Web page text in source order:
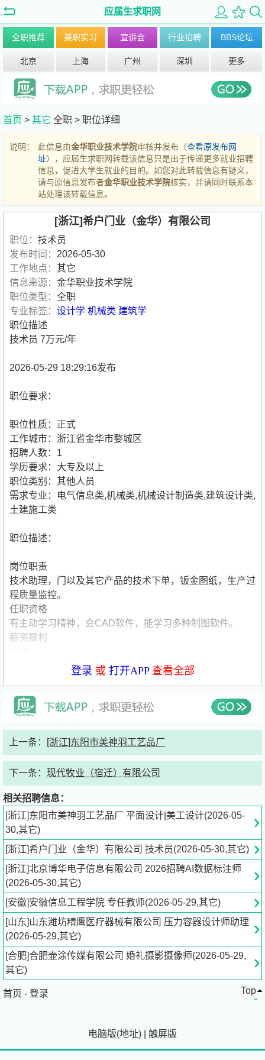
应届生求职网
全职推荐 兼职实习 宣讲会 行业招聘 BBS论坛
北京 上海 广州 深圳 更多
首页 > 其它 全职 > 职位详细
说明： 此信息由金华职业技术学院审核并发布（查看原发布网
址），应届生求职网转载该信息只是出于传递更多就业招聘
信息，促进大学生就业的目的。如您对此转载信息有疑义，
请与原信息发布者金华职业技术学院核实，并请同时联系本
站处理该转载信息。
[浙江]希户门业（金华）有限公司
职位： 技术员
发布时间： 2026-05-30
工作地点： 其它
信息来源： 金华职业技术学院
职位类型： 全职
专业标签： 设计学 机械类 建筑学
职位描述
技术员 7万元/年
2026-05-29 18:29:16发布
职位要求：
职位性质：正式
工作城市：浙江省金华市婺城区
招聘人数：1
学历要求：大专及以上
职位类别：其他人员
需求专业：电气信息类,机械类,机械设计制造类,建筑设计类,
土建施工类
职位描述：
岗位职责
技术助理，门以及其它产品的技术下单，钣金图纸，生产过
程质量监控。
任职资格
有主动学习精神，会CAD软件，能学习多种制图软件。
薪资福利
联系人：鲍*
希户门业（金华）有限公司，杭州希户门业科技有限公司全
资子公司。以是一个制造高端定制门的生产工厂。杭州希户
门业科技有限公司是绿城，蓝城公司的库内单位。公司主要
产品为低密别墅的庭院门，门头，古建产品。是浙江省科技
型中小企业。
公司基本信息
希户门业（金华）有限公司
单位行业：房屋建筑业
单位性质：其他企业（含民营企业等）
单位规模：少于50人
单位标签：环境好,年终奖,五险一金
申请职位：jy***.cn[点击查看]
登录 或 打开APP查看全部
上一条： [浙江]东阳市美神羽工艺品厂
下一条： 现代牧业（宿迁）有限公司
相关招聘信息：
[浙江]东阳市美神羽工艺品厂 平面设计|美工设计(2026-05-
30,其它)
[浙江]希户门业（金华）有限公司 技术员(2026-05-30,其它)
[浙江]北京博华电子信息有限公司 2026招聘AI数据标注师
(2026-05-30,其它)
[安徽]安徽信息工程学院 专任教师(2026-05-29,其它)
[山东]山东潍坊精鹰医疗器械有限公司 压力容器设计师助理
(2026-05-29,其它)
[合肥]合肥壶涂传媒有限公司 婚礼摄影摄像师(2026-05-29,
其它)
首页 - 登录 Top
电脑版(地址) 触屏版